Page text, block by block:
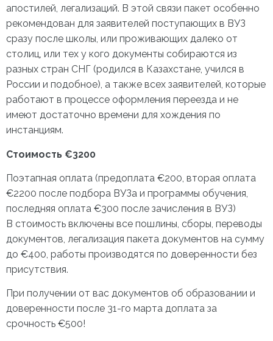
апостилей, легализаций. В этой связи пакет особенно
рекомендован для заявителей поступающих в ВУЗ
сразу после школы, или проживающих далеко от
столиц, или тех у кого документы собираются из
разных стран СНГ (родился в Казахстане, учился в
России и подобное), а также всех заявителей, которые
работают в процессе оформления переезда и не
имеют достаточно времени для хождения по
инстанциям.
Стоимость €3200
Поэтапная оплата (предоплата €200, вторая оплата
€2200 после подбора ВУЗа и программы обучения,
последняя оплата €300 после зачисления в ВУЗ)
В стоимость включены все пошлины, сборы, переводы
документов, легализация пакета документов на сумму
до €400, работы производятся по доверенности без
присутствия.
При получении от вас документов об образовании и
доверенности после 31-го марта доплата за
срочность €500!